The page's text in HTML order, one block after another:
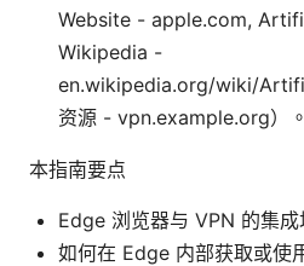
Website - apple.com,
Wikipedia -
en.wikipedia.org/wiki/
资源 - vpn.example.org）。
本指南要点
Edge 浏览器与 VPN 的集成
如何在 Edge 内部获取或使